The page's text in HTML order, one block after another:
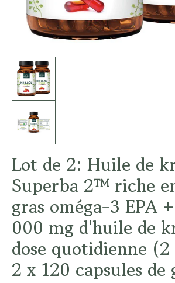
Lot de 2: Huile de
Superba 2™ riche
gras oméga-3 EPA
000 mg d'huile de
dose quotidienne (2
2 x 120 capsules de